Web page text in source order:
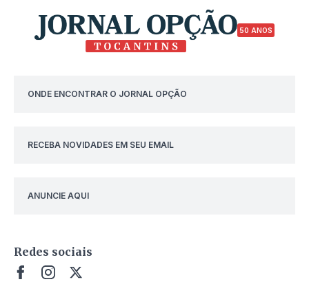
50 ANOS
ONDE ENCONTRAR O JORNAL OPÇÃO
RECEBA NOVIDADES EM SEU EMAIL
ANUNCIE AQUI
Redes sociais